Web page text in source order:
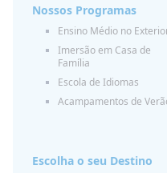
Nossos Programas
Ensino Médio no
Imersão em Casa de
Família
Escola de Idiomas
Acampamentos de
Escolha o seu Destino